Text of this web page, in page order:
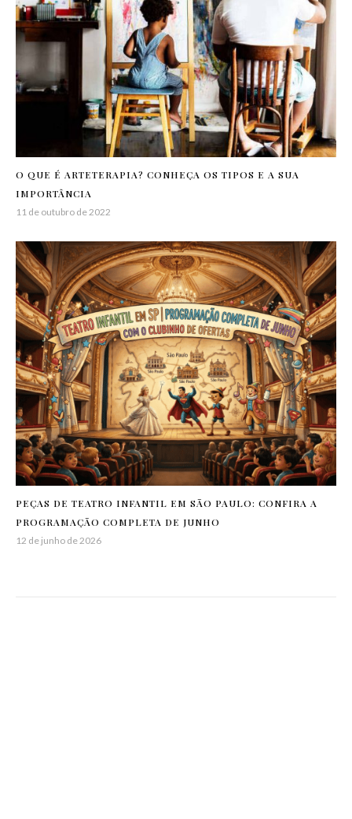
O QUE É ARTETERAPIA? CONHEÇA OS TIPOS E A SUA
IMPORTÂNCIA
11 de outubro de 2022
PEÇAS DE TEATRO INFANTIL EM SÃO PAULO: CONFIRA A
PROGRAMAÇÃO COMPLETA DE JUNHO
12 de junho de 2026